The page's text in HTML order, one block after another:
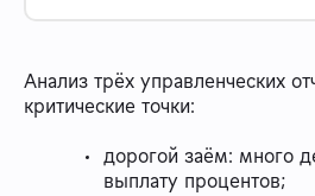
Анализ трёх управленческих
критические точки:
дорогой заём: много
выплату процентов;